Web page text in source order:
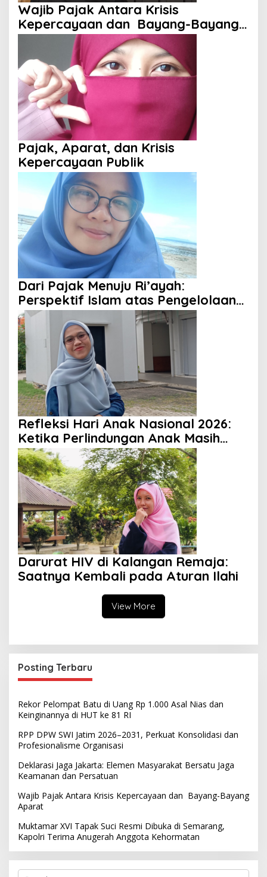
Wajib Pajak Antara Krisis
Kepercayaan dan Bayang-Bayang
Aparat
Pajak, Aparat, dan Krisis
Kepercayaan Publik
Dari Pajak Menuju Ri’ayah:
Perspektif Islam atas Pengelolaan
Keuangan Negara
Refleksi Hari Anak Nasional 2026:
Ketika Perlindungan Anak Masih
Menjadi Ilusi
Darurat HIV di Kalangan Remaja:
Saatnya Kembali pada Aturan Ilahi
View More
Posting Terbaru
Rekor Pelompat Batu di Uang Rp 1.000 Asal Nias dan
Keinginannya di HUT ke 81 RI
RPP DPW SWI Jatim 2026–2031, Perkuat Konsolidasi dan
Profesionalisme Organisasi
Deklarasi Jaga Jakarta: Elemen Masyarakat Bersatu Jaga
Keamanan dan Persatuan
Wajib Pajak Antara Krisis Kepercayaan dan Bayang-Bayang
Aparat
Muktamar XVI Tapak Suci Resmi Dibuka di Semarang,
Kapolri Terima Anugerah Anggota Kehormatan
S